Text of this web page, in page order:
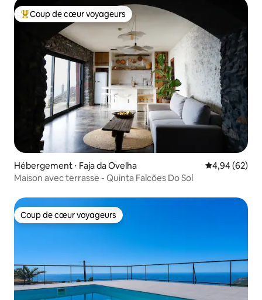
Coups de cœur voyageurs les plus appréciés
Coup de cœur voyageurs
Hébergement ⋅ Faja da Ovelha Évaluation
4,94 (62)
Maison avec terrasse - Quinta Falcões Do Sol
Coup de cœur voyageurs
Coup de cœur voyageurs